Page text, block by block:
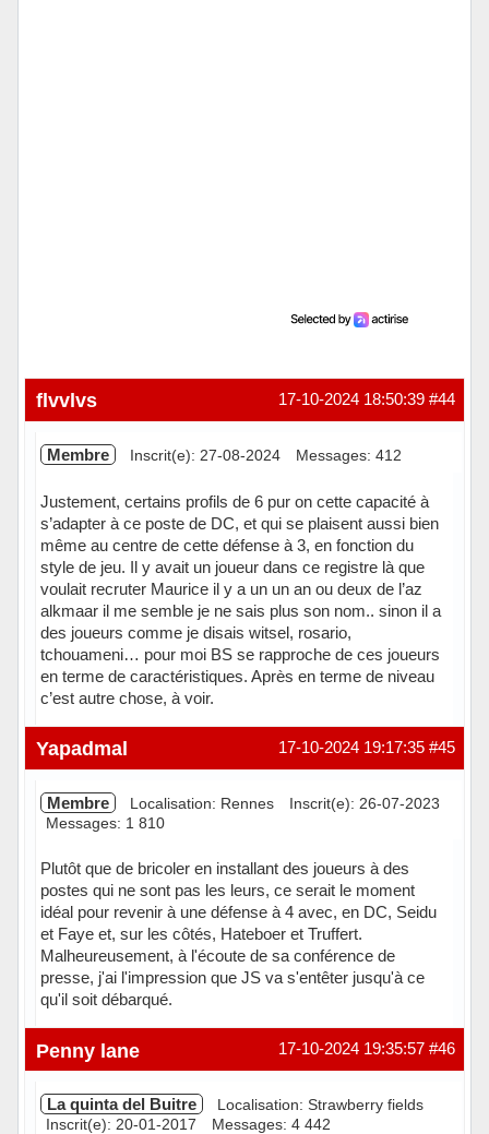
#44
17-10-2024 18:50:39
flvvlvs
Membre Inscrit(e): 27-08-2024 Messages: 412
Justement, certains profils de 6 pur on cette capacité à
s’adapter à ce poste de DC, et qui se plaisent aussi bien
même au centre de cette défense à 3, en fonction du
style de jeu. Il y avait un joueur dans ce registre là que
voulait recruter Maurice il y a un un an ou deux de l’az
alkmaar il me semble je ne sais plus son nom.. sinon il a
des joueurs comme je disais witsel, rosario,
tchouameni… pour moi BS se rapproche de ces joueurs
en terme de caractéristiques. Après en terme de niveau
c’est autre chose, à voir.
Hors ligne #45
17-10-2024 19:17:35
Yapadmal
Membre Localisation: Rennes
Inscrit(e): 26-07-2023
Messages: 1 810
Plutôt que de bricoler en installant des joueurs à des
postes qui ne sont pas les leurs, ce serait le moment
idéal pour revenir à une défense à 4 avec, en DC, Seidu
et Faye et, sur les côtés, Hateboer et Truffert.
Malheureusement, à l'écoute de sa conférence de
presse, j'ai l'impression que JS va s'entêter jusqu'à ce
qu'il soit débarqué.
En ligne #46
17-10-2024 19:35:57
Penny lane
La quinta del Buitre
Localisation: Strawberry fields
Inscrit(e): 20-01-2017
Messages: 4 442